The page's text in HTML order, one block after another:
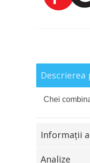
Chei
Informaţii
Analize